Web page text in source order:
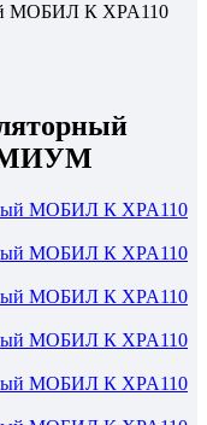
МОБИЛ К XPA110